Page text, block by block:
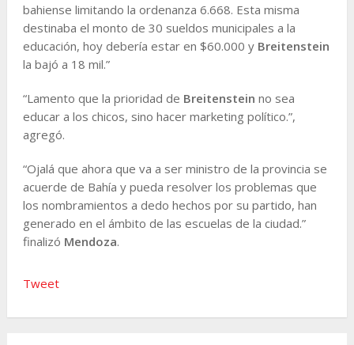
bahiense limitando la ordenanza 6.668. Esta misma
destinaba el monto de 30 sueldos municipales a la
educación, hoy debería estar en $60.000 y Breitenstein
la bajó a 18 mil.”
“Lamento que la prioridad de Breitenstein no sea
educar a los chicos, sino hacer marketing político.”,
agregó.
“Ojalá que ahora que va a ser ministro de la provincia se
acuerde de Bahía y pueda resolver los problemas que
los nombramientos a dedo hechos por su partido, han
generado en el ámbito de las escuelas de la ciudad.”
finalizó Mendoza.
Tweet